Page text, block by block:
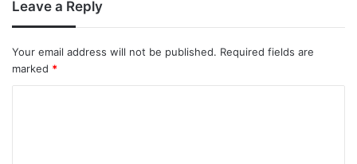
Leave a Reply
Your email address will not be published. Required fields are
marked *